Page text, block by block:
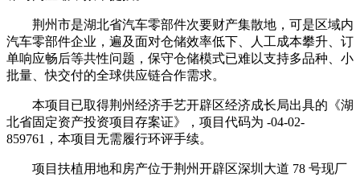
荆州市是湖北省汽车零部件次要财产集散地，可是区域内
汽车零部件企业，遍及面对仓储效率低下、人工成本攀升、订
单响应畅后等共性问题，保守仓储模式已难以支持多品种、小
批量、快交付的全球供应链合作需求。
本项目已取得荆州经济手艺开辟区经济成长局出具的《湖
北省固定资产投资项目存案证》，项目代码为 -04-02-
859761，本项目无需履行环评手续。
项目扶植用地和房产位于荆州开辟区深圳大道 78 号现厂